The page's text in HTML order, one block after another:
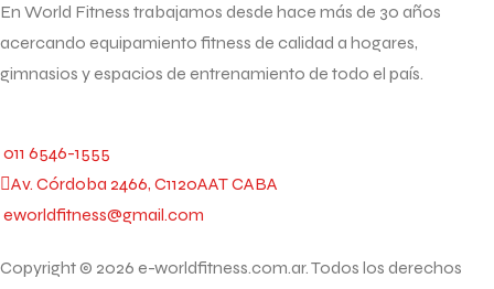
En World Fitness trabajamos desde hace más de 30 años
acercando equipamiento fitness de calidad a hogares,
gimnasios y espacios de entrenamiento de todo el país.
011 6546-1555
Av. Córdoba 2466, C1120AAT CABA
eworldfitness@gmail.com
Copyright © 2026 e-worldfitness.com.ar. Todos los derechos